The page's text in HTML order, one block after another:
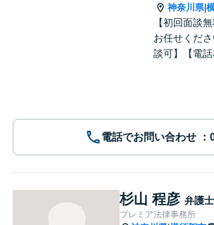
神奈川県|
【初回面談
お任せくだ
談可】【電話
電話でお問い合わせ
杉山 程彦 弁護士
プレミア法律事務所